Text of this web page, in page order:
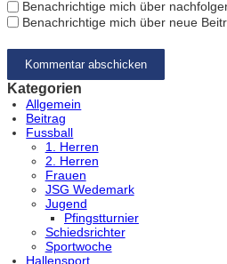
Benachrichtige mich über
Benachrichtige mich über neue
Kategorien
Allgemein
Beitrag
Fussball
1. Herren
2. Herren
Frauen
JSG Wedemark
Jugend
Pfingstturnier
Schiedsrichter
Sportwoche
Hallensport